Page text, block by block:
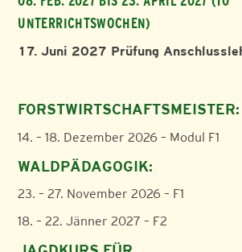
UNTERRICHTSWOCHEN)
17. Juni 2027 Prüfung
FORSTWIRTSCHAFTSMEISTER:
14. – 18. Dezember 2026 – Modul F1
WALDPÄDAGOGIK:
23. – 27. November 2026 – F1
18. – 22. Jänner 2027 – F2